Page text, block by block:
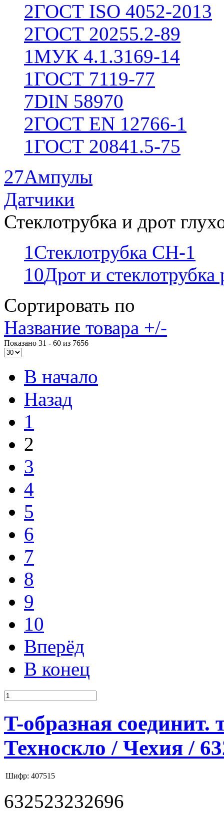
2ГОСТ ISO 4052-2013
2ГОСТ 20255.2-89
1МУК 4.1.3169-14
1ГОСТ 7119-77
7DIN 58970
2ГОСТ EN 12766-1
1ГОСТ 20841.5-75
27Ампулы
Датчики
Стеклотрубка и дрот
1Стеклотрубка СН-1
10Дрот и
Сортировать по
Название товара +/-
Показано 31 - 60 из 7656
В начало
Назад
1
2
3
4
5
6
7
8
9
10
Вперёд
В конец
T-образная соединит.
Техноскло / Чехия /
Шифр: 407515
632523232696